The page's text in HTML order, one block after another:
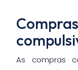
As compras